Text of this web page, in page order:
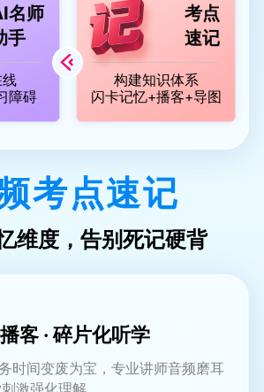
名师
手
障碍
考点
速记
构建知识体系
闪卡记忆+播客+导图
考点速记
维度，告别死记硬背
客 · 碎片化听学
时间变废为宝，专业讲师音频磨耳
激强化理解